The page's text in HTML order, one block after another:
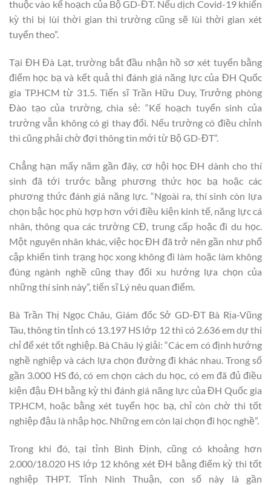
thuộc vào kế hoạch của Bộ GD-ĐT. Nếu dịch Covid-19 khiến
kỳ thi bị lùi thời gian thì trường cũng sẽ lùi thời gian xét
tuyển theo”.
Tại ĐH Đà Lạt, trường bắt đầu nhận hồ sơ xét tuyển bằng
điểm học bạ và kết quả thi đánh giá năng lực của ĐH Quốc
gia TP.HCM từ 31.5. Tiến sĩ Trần Hữu Duy, Trưởng phòng
Đào tạo của trường, chia sẻ: “Kế hoạch tuyển sinh của
trường vẫn không có gì thay đổi. Nếu trường có điều chỉnh
thì cũng phải chờ đợi thông tin mới từ Bộ GD-ĐT”.
Chẳng hạn mấy năm gần đây, cơ hội học ĐH dành cho thí
sinh đã tới trước bằng phương thức học bạ hoặc các
phương thức đánh giá năng lực. “Ngoài ra, thí sinh còn lựa
chọn bậc học phù hợp hơn với điều kiện kinh tế, năng lực cá
nhân, thông qua các trường CĐ, trung cấp hoặc đi du học.
Một nguyên nhân khác, việc học ĐH đã trở nên gần như phổ
cập khiến tình trạng học xong không đi làm hoặc làm không
đúng ngành nghề cũng thay đổi xu hướng lựa chọn của
những thí sinh này”, tiến sĩ Lý nêu quan điểm.
Bà Trần Thị Ngọc Châu, Giám đốc Sở GD-ĐT Bà Rịa-Vũng
Tàu, thông tin tỉnh có 13.197 HS lớp 12 thì có 2.636 em dự thi
chỉ để xét tốt nghiệp. Bà Châu lý giải: “Các em có định hướng
nghề nghiệp và cách lựa chọn đường đi khác nhau. Trong số
gần 3.000 HS đó, có em chọn cách du học, có em đã đủ điều
kiện đậu ĐH bằng kỳ thi đánh giá năng lực của ĐH Quốc gia
TP.HCM, hoặc bằng xét tuyển học bạ, chỉ còn chờ thi tốt
nghiệp đậu là nhập học. Những em còn lại chọn đi học nghề”.
Trong khi đó, tại tỉnh Bình Định, cũng có khoảng hơn
2.000/18.020 HS lớp 12 không xét ĐH bằng điểm kỳ thi tốt
nghiệp THPT. Tỉnh Ninh Thuận, con số này là gần